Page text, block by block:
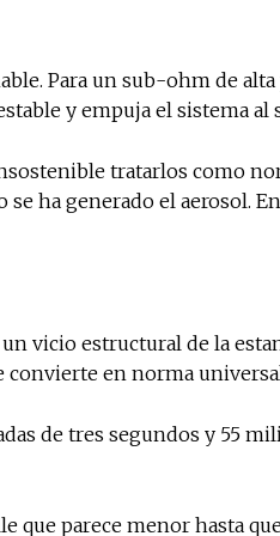
Para un sub-ohm de
y empuja el sistema
tratarlos como
ha generado el aerosol.
vicio estructural de la
convierte en norma
de tres segundos y 55
que parece menor hasta